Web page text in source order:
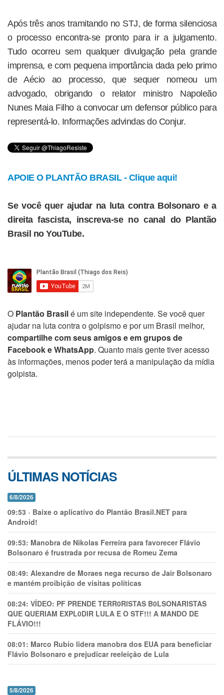
Após três anos tramitando no STJ, de forma silenciosa
o processo encontra-se pronto para ir a julgamento.
Tudo ocorreu sem qualquer divulgação pela grande
imprensa, e com pequena importância dada pelo primo
de Aécio ao processo, que sequer nomeou um
advogado, obrigando o relator ministro Napoleão
Nunes Maia Filho a convocar um defensor público para
representá-lo. Informações advindas do Conjur.
APOIE O PLANTÃO BRASIL - Clique aqui!
Se você quer ajudar na luta contra Bolsonaro e a
direita fascista, inscreva-se no canal do Plantão
Brasil no YouTube.
O Plantão Brasilé um site independente. Se você quer
ajudar na luta contra o golpismo e por um Brasil melhor,
compartilhe com seus amigos e em grupos de
Facebook e WhatsApp. Quanto mais gente tiver acesso
às informações, menos poder terá a manipulação da mídia
golpista.
ÚLTIMAS NOTÍCIAS
6/8/2026
09:53 - Baixe o aplicativo do Plantão Brasil.NET para
Android!
09:53: Manobra de Nikolas Ferreira para favorecer Flávio
Bolsonaro é frustrada por recusa de Romeu Zema
08:49: Alexandre de Moraes nega recurso de Jair Bolsonaro
e mantém proibição de visitas políticas
08:24: VÍDEO: PF PRENDE TERR0RlSTAS B0LSONARlSTAS
QUE QUERIAM EXPL0DlR LULA E O STF!!! A MANDO DE
FLÁVIO!!!
08:01: Marco Rubio lidera manobra dos EUA para beneficiar
Flávio Bolsonaro e prejudicar reeleição de Lula
5/8/2026